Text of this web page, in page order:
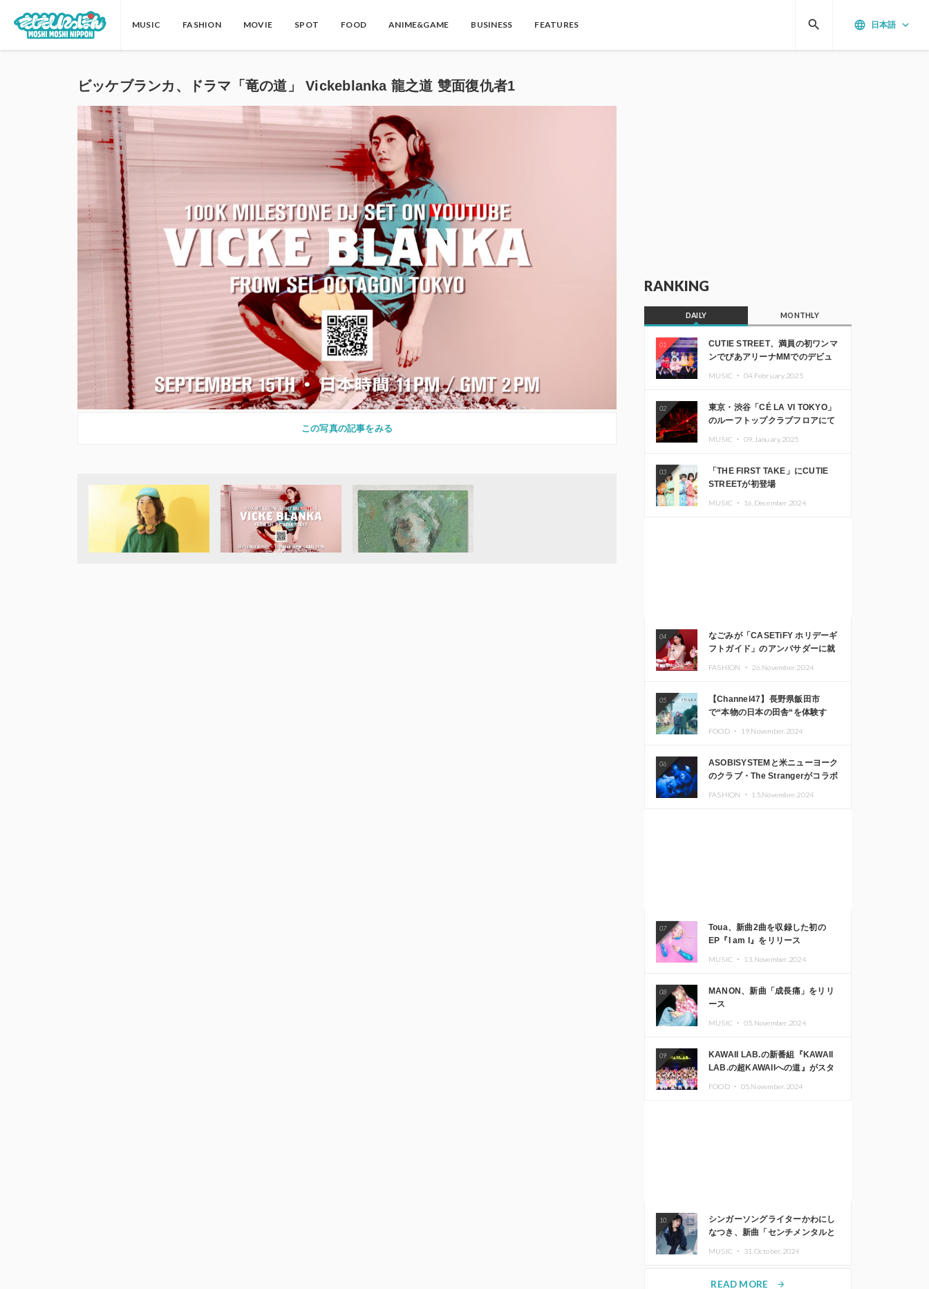
MUSIC FASHION MOVIE SPOT FOOD ANIME&GAME BUSINESS FEATURES language 日本語 keyboard_arrow_down
search
ビッケブランカ、ドラマ「竜の道」 Vickeblanka 龍之道 雙面復仇者1
この写真の記事をみる
RANKING
DAILY MONTHLY
01
CUTIE STREET、満員の初ワンマ
ンでぴあアリーナMMでのデビュ
MUSIC ・ 04.February.2025
02
東京・渋谷「CÉ LA VI TOKYO」
のルーフトップクラブフロアにて
Kza（FORCE OF NATURE）ら日
本を代表するDJ・クリエイターが
出演
MUSIC ・ 09.January.2025
03
「THE FIRST TAKE」にCUTIE
STREETが初登場
MUSIC ・ 16.December.2024
04
なごみが「CASETiFY ホリデーギ
フトガイド」のアンバサダーに就
FASHION ・ 26.November.2024
05
【Channel47】長野県飯田市
で“本物の日本の田舎“を体験す
FOOD ・ 19.November.2024
06
ASOBISYSTEMと米ニューヨーク
のクラブ・The Strangerがコラボ
FASHION ・ 15.November.2024
07
Toua、新曲2曲を収録した初の
EP『I am I』をリリース
MUSIC ・ 13.November.2024
08
MANON、新曲「成長痛」をリリ
ース
MUSIC ・ 05.November.2024
09
KAWAII LAB.の新番組『KAWAII
LAB.の超KAWAIIへの道』がスタ
FOOD ・ 05.November.2024
10
シンガーソングライターかわにし
なつき、新曲「センチメンタルと
MUSIC ・ 31.October.2024
READ MORE arrow_forward